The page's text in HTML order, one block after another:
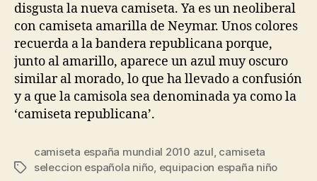
disgusta la nueva camiseta. Ya es un neoliberal
con camiseta amarilla de Neymar. Unos colores
recuerda a la bandera republicana porque,
junto al amarillo, aparece un azul muy oscuro
similar al morado, lo que ha llevado a confusión
y a que la camisola sea denominada ya como la
‘camiseta republicana’.
Etiquetas
camiseta españa mundial 2010 azul, camiseta
seleccion española niño, equipacion españa niño